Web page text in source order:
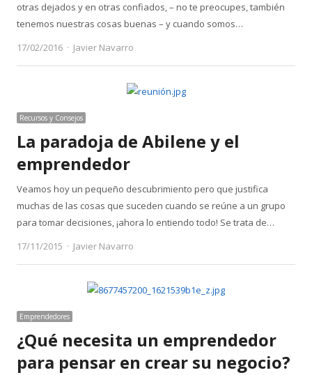
otras dejados y en otras confiados, – no te preocupes, también
tenemos nuestras cosas buenas – y cuando somos…
17/02/2016
Author
Javier Navarro
Recursos y Consejos
La paradoja de Abilene y el
emprendedor
Veamos hoy un pequeño descubrimiento pero que justifica
muchas de las cosas que suceden cuando se reúne a un grupo
para tomar decisiones, ¡ahora lo entiendo todo! Se trata de…
17/11/2015
Author
Javier Navarro
Emprendedores
¿Qué necesita un emprendedor
para pensar en crear su negocio?